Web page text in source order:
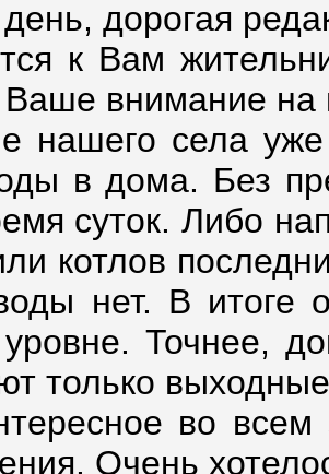
дорогая
к Вам
Ваше внимание на
нашего села
в дома. Без
суток. Либо
котлов
нет. В итоге
Точнее,
только
во всем
Очень